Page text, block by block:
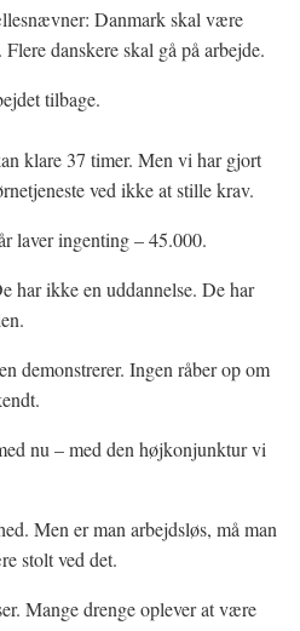
Danmark skal være
danskere skal gå på arbejde.
tilbage.
klare 37 timer. Men vi har gjort
ved ikke at stille krav.
laver ingenting – 45.000.
har ikke en uddannelse. De har
demonstrerer. Ingen råber op om
nu – med den højkonjunktur vi
Men er man arbejdsløs, må man
stolt ved det.
Mange drenge oplever at være